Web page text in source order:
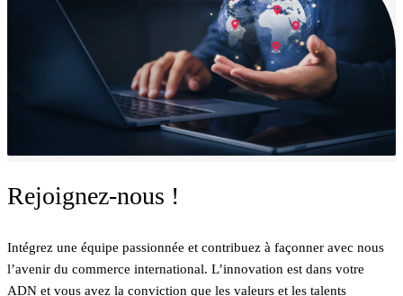
Rejoignez-nous !
Intégrez une équipe passionnée et contribuez à façonner avec nous
l’avenir du commerce international. L’innovation est dans votre
ADN et vous avez la conviction que les valeurs et les talents